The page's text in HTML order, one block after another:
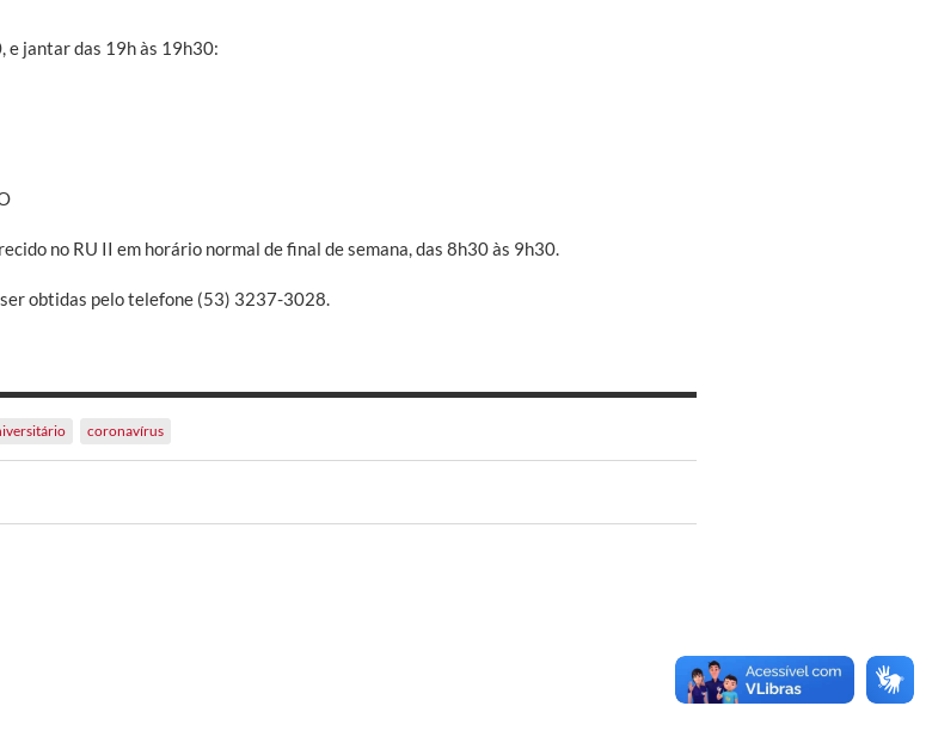
e jantar das 19h às 19h30:
no RU II em horário normal de final de semana, das 8h30 às 9h30.
obtidas pelo telefone (53) 3237-3028.
coronavírus